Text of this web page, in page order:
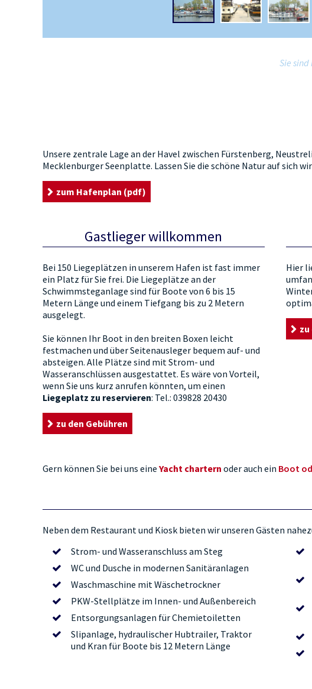
Sie sind
Unsere zentrale Lage an der Havel zwischen Fürstenberg,
Mecklenburger Seenplatte. Lassen Sie die schöne Natur auf sich
zum Hafenplan (pdf)
Gastlieger willkommen
Bei 150 Liegeplätzen in unserem Hafen ist fast immer
ein Platz für Sie frei. Die Liegeplätze an der
Schwimmsteganlage sind für Boote von 6 bis 15
Metern Länge und einem Tiefgang bis zu 2 Metern
ausgelegt.
Sie können Ihr Boot in den breiten Boxen leicht
festmachen und über Seitenausleger bequem auf- und
absteigen. Alle Plätze sind mit Strom- und
Wasseranschlüssen ausgestattet. Es wäre von Vorteil,
wenn Sie uns kurz anrufen könnten, um einen
Liegeplatz zu reservieren: Tel.: 039828 20430
zu den Gebühren
Hier
zu
Gern können Sie bei uns eine Yacht chartern oder auch ein Boot
Neben dem Restaurant und Kiosk bieten wir unseren Gästen
Strom- und Wasseranschluss am Steg
WC und Dusche in modernen Sanitäranlagen
Waschmaschine mit Wäschetrockner
PKW-Stellplätze im Innen- und Außenbereich
Entsorgungsanlagen für Chemietoiletten
Slipanlage, hydraulischer Hubtrailer, Traktor
und Kran für Boote bis 12 Metern Länge